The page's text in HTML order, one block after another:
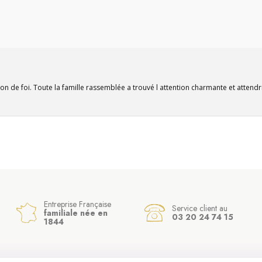
de foi. Toute la famille rassemblée a trouvé l attention charmante et
Entreprise Française
familiale née en
1844
Service client au
03 20 24 74 15